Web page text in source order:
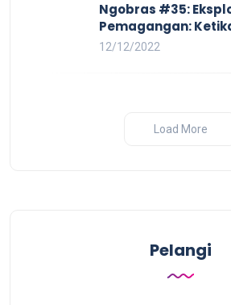
Ngobras #35:
Pemagangan:
Pendidikan Tunduk
12/12/2022
Load More
Pelangi